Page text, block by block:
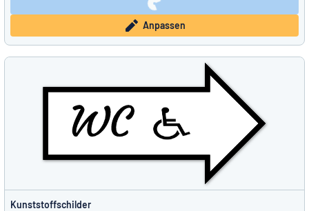
Anpassen
Kunststoffschilder